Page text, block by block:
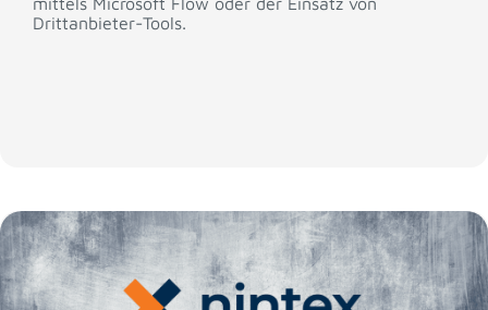
Drittanbieter-Tools.